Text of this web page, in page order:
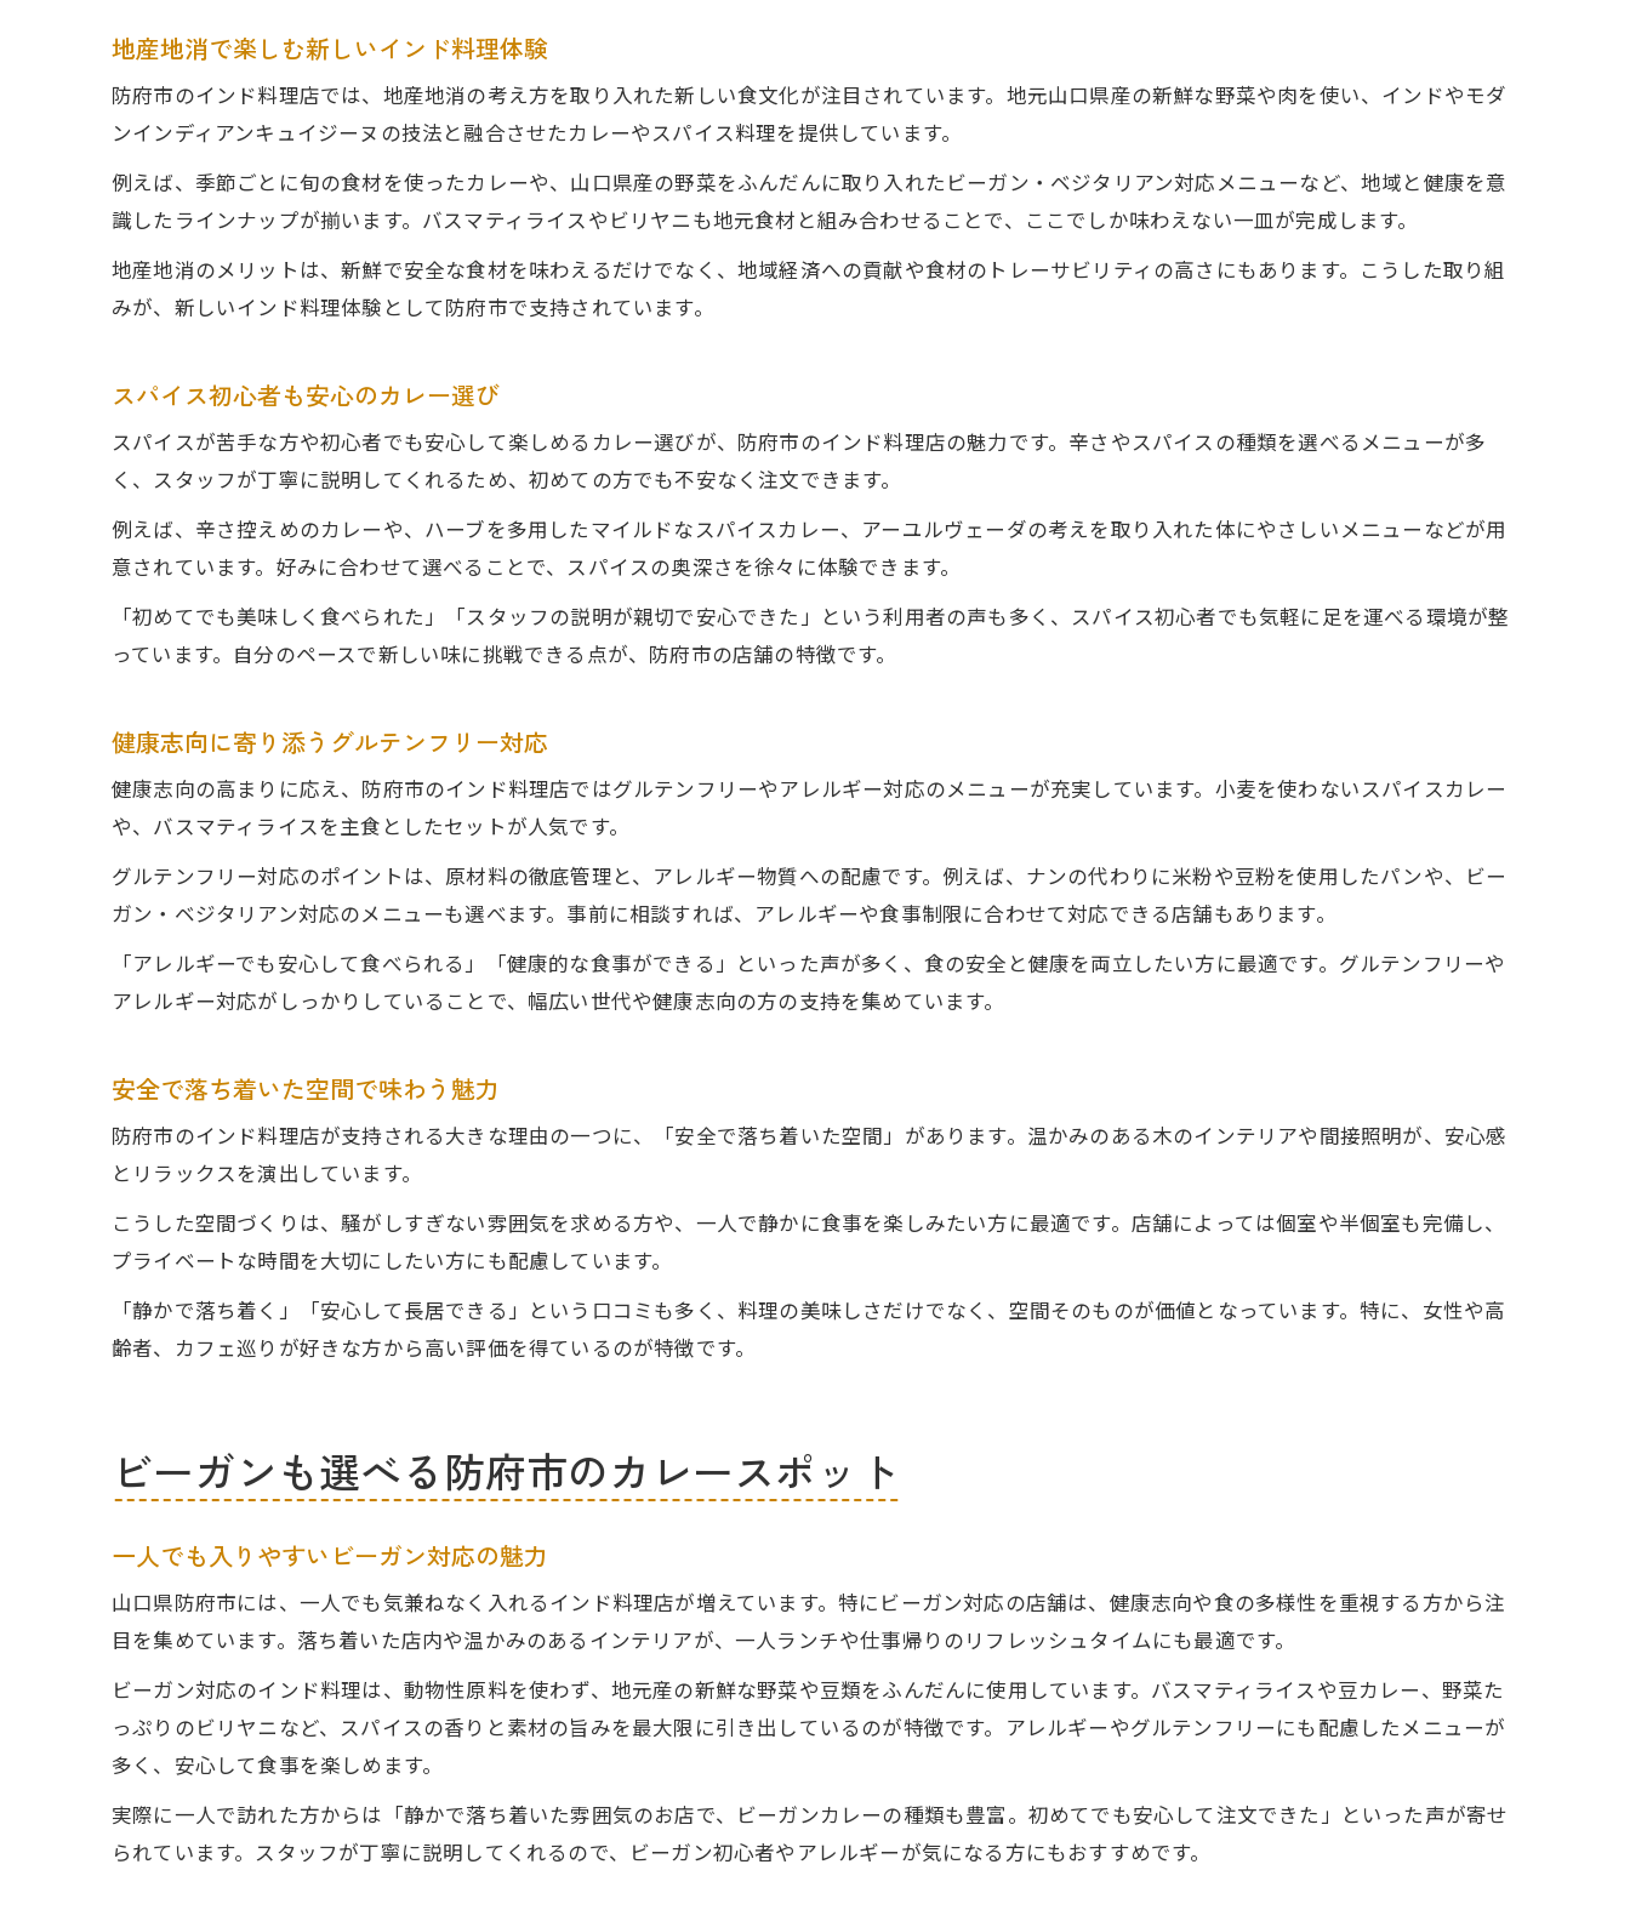
一人でも入りやすいバスマティの楽しみ方
ビリヤニで味わうスパイスと健康の調和
地元食材とバスマティの美味しい関係
グルテンフリー志向にも嬉しいご飯
スパイス巡りで広がるカレーの世界
アレルギー対応で広がるカレーの楽しみ方
ビーガン・ベジタリアンの安心カレー
安全な食材選びで毎日カレーを楽しむ
地産地消で叶う安心のカレー体験
地元食材が主役のモダンインド料理探訪
一人でも入りやすい地元食材カレーの魅力
モダンインド料理と地域の味覚の融合
安全・健康志向に応える工夫を紹介
地産地消で楽しむ新しいインド料理体験
防府市のインド料理店では、地産地消の考え方を取り入れた新しい食文化が注目されています。地元山口県産の新鮮な野菜や肉を使い、インドやモダ
ンインディアンキュイジーヌの技法と融合させたカレーやスパイス料理を提供しています。
例えば、季節ごとに旬の食材を使ったカレーや、山口県産の野菜をふんだんに取り入れたビーガン・ベジタリアン対応メニューなど、地域と健康を意
識したラインナップが揃います。バスマティライスやビリヤニも地元食材と組み合わせることで、ここでしか味わえない一皿が完成します。
地産地消のメリットは、新鮮で安全な食材を味わえるだけでなく、地域経済への貢献や食材のトレーサビリティの高さにもあります。こうした取り組
みが、新しいインド料理体験として防府市で支持されています。
スパイス初心者も安心のカレー選び
スパイスが苦手な方や初心者でも安心して楽しめるカレー選びが、防府市のインド料理店の魅力です。辛さやスパイスの種類を選べるメニューが多
く、スタッフが丁寧に説明してくれるため、初めての方でも不安なく注文できます。
例えば、辛さ控えめのカレーや、ハーブを多用したマイルドなスパイスカレー、アーユルヴェーダの考えを取り入れた体にやさしいメニューなどが用
意されています。好みに合わせて選べることで、スパイスの奥深さを徐々に体験できます。
「初めてでも美味しく食べられた」「スタッフの説明が親切で安心できた」という利用者の声も多く、スパイス初心者でも気軽に足を運べる環境が整
っています。自分のペースで新しい味に挑戦できる点が、防府市の店舗の特徴です。
健康志向に寄り添うグルテンフリー対応
健康志向の高まりに応え、防府市のインド料理店ではグルテンフリーやアレルギー対応のメニューが充実しています。小麦を使わないスパイスカレー
や、バスマティライスを主食としたセットが人気です。
グルテンフリー対応のポイントは、原材料の徹底管理と、アレルギー物質への配慮です。例えば、ナンの代わりに米粉や豆粉を使用したパンや、ビー
ガン・ベジタリアン対応のメニューも選べます。事前に相談すれば、アレルギーや食事制限に合わせて対応できる店舗もあります。
「アレルギーでも安心して食べられる」「健康的な食事ができる」といった声が多く、食の安全と健康を両立したい方に最適です。グルテンフリーや
アレルギー対応がしっかりしていることで、幅広い世代や健康志向の方の支持を集めています。
安全で落ち着いた空間で味わう魅力
防府市のインド料理店が支持される大きな理由の一つに、「安全で落ち着いた空間」があります。温かみのある木のインテリアや間接照明が、安心感
とリラックスを演出しています。
こうした空間づくりは、騒がしすぎない雰囲気を求める方や、一人で静かに食事を楽しみたい方に最適です。店舗によっては個室や半個室も完備し、
プライベートな時間を大切にしたい方にも配慮しています。
「静かで落ち着く」「安心して長居できる」という口コミも多く、料理の美味しさだけでなく、空間そのものが価値となっています。特に、女性や高
齢者、カフェ巡りが好きな方から高い評価を得ているのが特徴です。
ビーガンも選べる防府市のカレースポット
一人でも入りやすいビーガン対応の魅力
山口県防府市には、一人でも気兼ねなく入れるインド料理店が増えています。特にビーガン対応の店舗は、健康志向や食の多様性を重視する方から注
目を集めています。落ち着いた店内や温かみのあるインテリアが、一人ランチや仕事帰りのリフレッシュタイムにも最適です。
ビーガン対応のインド料理は、動物性原料を使わず、地元産の新鮮な野菜や豆類をふんだんに使用しています。バスマティライスや豆カレー、野菜た
っぷりのビリヤニなど、スパイスの香りと素材の旨みを最大限に引き出しているのが特徴です。アレルギーやグルテンフリーにも配慮したメニューが
多く、安心して食事を楽しめます。
実際に一人で訪れた方からは「静かで落ち着いた雰囲気のお店で、ビーガンカレーの種類も豊富。初めてでも安心して注文できた」といった声が寄せ
られています。スタッフが丁寧に説明してくれるので、ビーガン初心者やアレルギーが気になる方にもおすすめです。